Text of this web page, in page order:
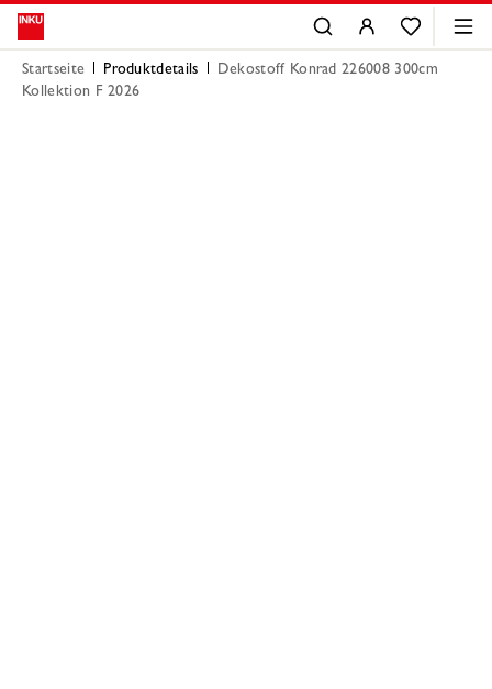
Startseite Produktdetails
Dekostoff Konrad 226008 300cm
Kollektion F 2026